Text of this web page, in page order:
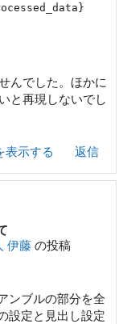
んでした。ほかに
と再現しないでし
表示する 返信
伊藤の投稿
ンブルの部分を全
設定と見出し設定